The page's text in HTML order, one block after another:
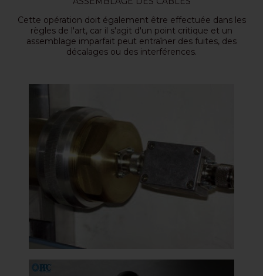
Cette opération doit également être effectuée dans les
règles de l'art, car il s'agit d'un point critique et un
assemblage imparfait peut entraîner des fuites, des
décalages ou des interférences.